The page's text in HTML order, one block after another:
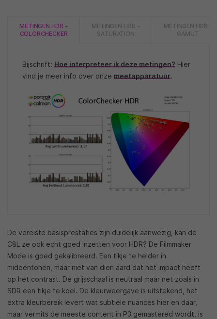
METINGEN HDR -
COLORCHECKER
METINGEN HDR -
SATURATION
METINGEN HDR -
GAMUT
Bijschrift: Hoe interpreteer ik deze metingen? Hier
vind je meer info over onze meetapparatuur.
De vereiste basisprestaties zijn duidelijk aanwezig, kan de
C8L ze ook echt goed inzetten voor HDR? De Filmmaker
Mode is goed gekalibreerd. Een tikje te helder in
middentonen, maar niet van dien aard dat het impact heeft
op het contrast. De grijsschaal is neutraal maar net zoals in
SDR een tikje te koel. De kleurweergave is uitstekend, het
extra kleurbereik levert wat subtiele nuances hier en daar,
maar vermits de meeste content in P3 gemastered wordt, is